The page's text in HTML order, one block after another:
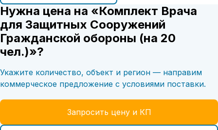
Нужна цена на «Комплект Врача
для Защитных Сооружений
Гражданской обороны (на 20
чел.)»?
Укажите количество, объект и регион — направим
коммерческое предложение с условиями поставки.
Запросить цену и КП